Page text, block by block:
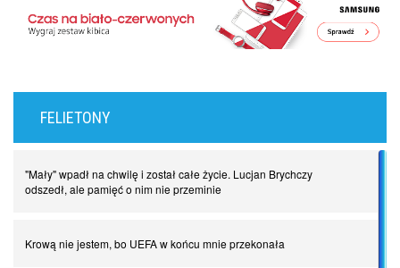
FELIETONY
"Mały" wpadł na chwilę i został całe życie. Lucjan Brychczy
odszedł, ale pamięć o nim nie przeminie
Krową nie jestem, bo UEFA w końcu mnie przekonała